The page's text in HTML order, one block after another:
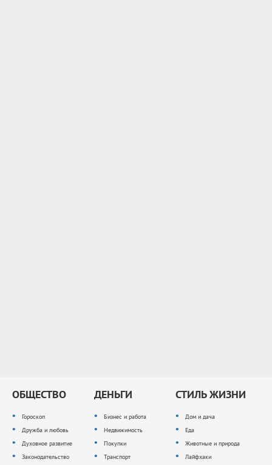
ОБЩЕСТВО
Гороскоп
Дружба и любовь
Духовное развитие
Законодательство
ДЕНЬГИ
Бизнес и работа
Недвижимость
Покупки
Транспорт
СТИЛЬ ЖИЗНИ
Дом и дача
Еда
Животные и природа
Лайфхаки